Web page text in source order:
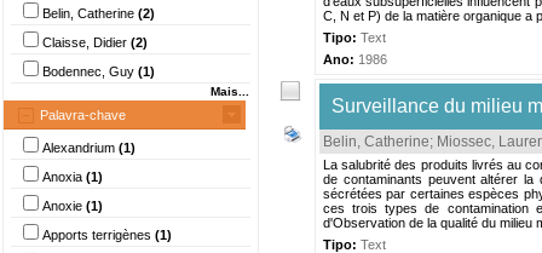
Belin, Catherine (2)
Claisse, Didier (2)
Bodennec, Guy (1)
Mais...
Palavra-chave
Alexandrium (1)
Anoxia (1)
Anoxie (1)
Apports terrigènes (1)
C, N et P) de la matière organique a
Tipo: Text
Ano: 1986
Surveillance du milieu
Belin, Catherine; Miossec,
La salubrité des produits livrés au
de contaminants peuvent altérer la
sécrétées par certaines espèces
ces trois types de contamination
d'Observation de la qualité du milieu
Tipo: Text